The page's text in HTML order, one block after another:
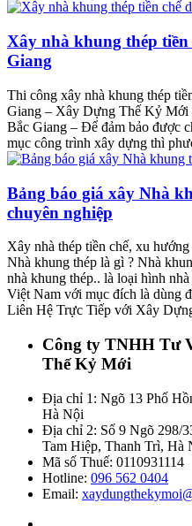
Xây nhà khung thép
Giang
Thi công xây nhà khung thép
Giang – Xây Dựng Thế Kỷ Mới
Bắc Giang – Để đảm bảo được
mục công trình xây dựng thì
Bảng báo giá xây Nhà
chuyên nghiệp
Xây nhà thép tiền chế, xu
Nhà khung thép là gì ? Nhà
nhà khung thép.. là loại hình
Việt Nam với mục đích là dùng
Liên Hệ Trực Tiếp với Xây
Công ty TNHH Tư
Thế Kỷ Mới
Địa chỉ 1: Ngõ 13 Phố
Hà Nội
Địa chỉ 2: Số 9 Ngõ 298/
Tam Hiệp, Thanh Trì, Hà
Mã số Thuế: 0110931114
Hotline: 096 562 0404
Email: